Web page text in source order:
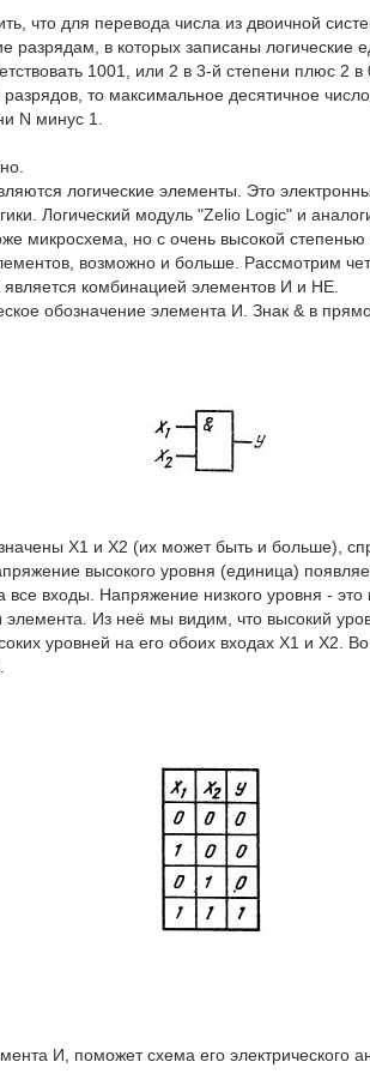
что для перевода числа из двоичной
разрядам, в которых записаны логические
1001, или 2 в 3-й степени плюс 2 в
то максимальное десятичное
N минус 1.
логические элементы. Это
Логический модуль "Zelio Logic" и
микросхема, но с очень высокой
возможно и больше. Рассмотрим
комбинацией элементов И и НЕ.
обозначение элемента И. Знак & в
Х1 и Х2 (их может быть и больше),
высокого уровня (единица)
все входы. Напряжение низкого уровня - это
элемента. Из неё мы видим, что высокий
уровней на его обоих входах X1 и X2.
И, поможет схема его электрического